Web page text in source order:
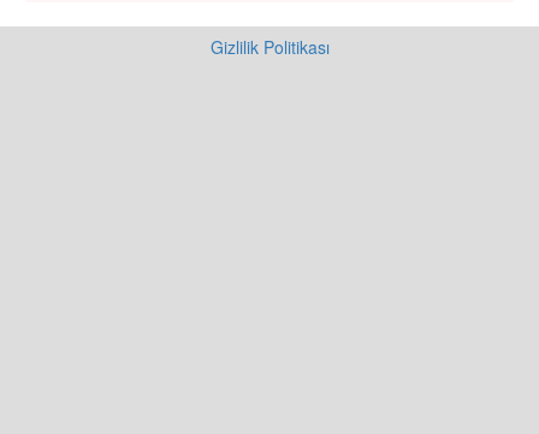
Gizlilik Politikası